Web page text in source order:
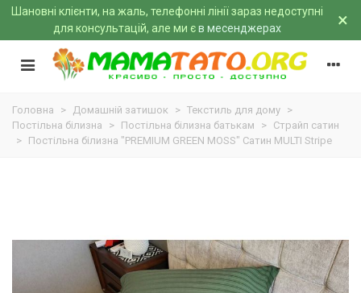
Шановні клієнти, на жаль, телефонні лінії зараз недоступні
для консультацій, але ми єв месенджерах ×
Головна > Домашній затишок > Текстиль для дому >
Постільна білизна
> Постільна білизна батькам > Страйп сатин
> Постільна білизна "PREMIUM GREEN MOSS" Сатин MULTI Stripe